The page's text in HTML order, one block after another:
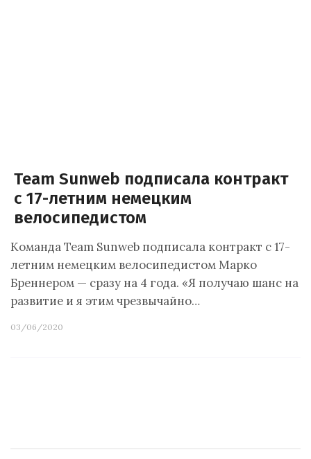
Team Sunweb подписала контракт
с 17-летним немецким
велосипедистом
Команда Team Sunweb подписала контракт с 17-
летним немецким велосипедистом Марко
Бреннером — сразу на 4 года. «Я получаю шанс на
развитие и я этим чрезвычайно…
03/06/2020